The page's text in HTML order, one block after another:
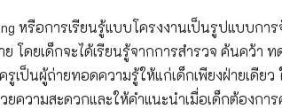
หรือการเรียนรู้แบบโครงงานเป็นรูปแบบก
โดยเด็กจะได้เรียนรู้จากการสำรวจ ค้นคว้า
เป็นผู้ถ่ายทอดความรู้ให้แก่เด็กเพียงฝ่ายเดีย
ความสะดวกและให้คำแนะนำเมื่อเด็กต้องการ